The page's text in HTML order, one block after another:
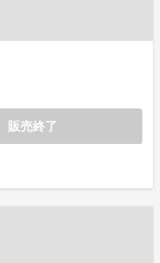
販売終了